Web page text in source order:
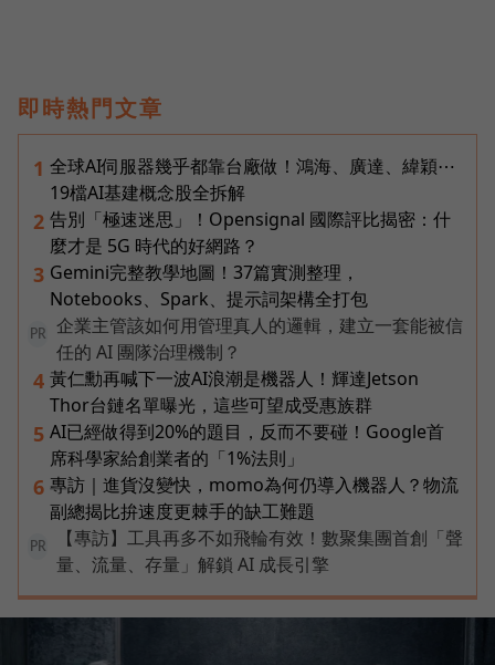
即時熱門文章
1 全球AI伺服器幾乎都靠台廠做！鴻海、廣達、緯穎⋯
19檔AI基建概念股全拆解
2 告別「極速迷思」！Opensignal 國際評比揭密：什
麼才是 5G 時代的好網路？
3 Gemini完整教學地圖！37篇實測整理，
Notebooks、Spark、提示詞架構全打包
PR
企業主管該如何用管理真人的邏輯，建立一套能被信
任的 AI 團隊治理機制？
4 黃仁勳再喊下一波AI浪潮是機器人！輝達Jetson
Thor台鏈名單曝光，這些可望成受惠族群
5 AI已經做得到20%的題目，反而不要碰！Google首
席科學家給創業者的「1%法則」
6 專訪｜進貨沒變快，momo為何仍導入機器人？物流
副總揭比拚速度更棘手的缺工難題
PR
【專訪】工具再多不如飛輪有效！數聚集團首創「聲
量、流量、存量」解鎖 AI 成長引擎